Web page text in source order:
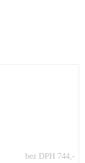
bez DPH 744,-